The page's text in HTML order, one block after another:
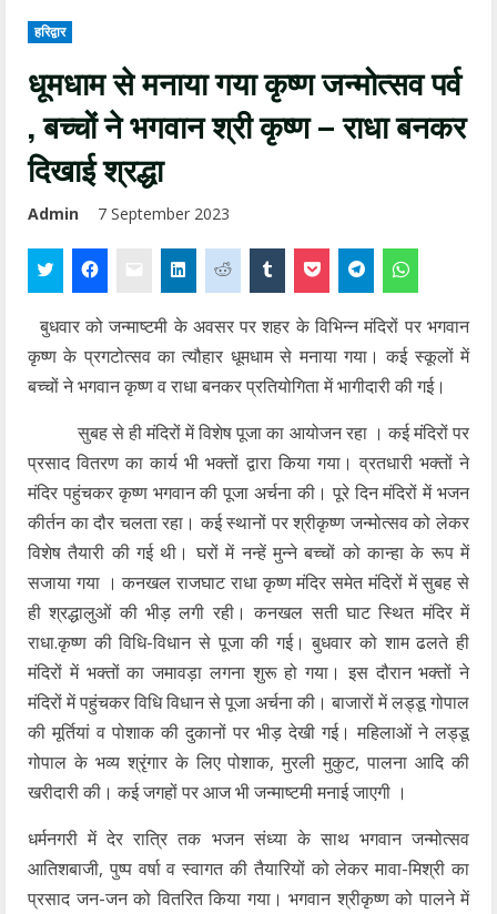
हरिद्वार
धूमधाम से मनाया गया कृष्ण जन्मोत्सव पर्व
, बच्चों ने भगवान श्री कृष्ण – राधा बनकर
दिखाई श्रद्धा
Admin 7 September 2023
बुधवार को जन्माष्टमी के अवसर पर शहर के विभिन्न मंदिरों पर भगवान
कृष्ण के प्रगटोत्सव का त्यौहार धूमधाम से मनाया गया। कई स्कूलों में
बच्चों ने भगवान कृष्ण व राधा बनकर प्रतियोगिता में भागीदारी की गई।
सुबह से ही मंदिरों में विशेष पूजा का आयोजन रहा । कई मंदिरों पर
प्रसाद वितरण का कार्य भी भक्तों द्वारा किया गया। व्रतधारी भक्तों ने
मंदिर पहुंचकर कृष्ण भगवान की पूजा अर्चना की। पूरे दिन मंदिरों में भजन
कीर्तन का दौर चलता रहा। कई स्थानों पर श्रीकृष्ण जन्मोत्सव को लेकर
विशेष तैयारी की गई थी। घरों में नन्हें मुन्ने बच्चों को कान्हा के रूप में
सजाया गया । कनखल राजघाट राधा कृष्ण मंदिर समेत मंदिरों में सुबह से
ही श्रद्धालुओं की भीड़ लगी रही। कनखल सती घाट स्थित मंदिर में
राधा.कृष्ण की विधि-विधान से पूजा की गई। बुधवार को शाम ढलते ही
मंदिरों में भक्तों का जमावड़ा लगना शुरू हो गया। इस दौरान भक्तों ने
मंदिरों में पहुंचकर विधि विधान से पूजा अर्चना की। बाजारों में लड्डू गोपाल
की मूर्तियां व पोशाक की दुकानों पर भीड़ देखी गई। महिलाओं ने लड्डू
गोपाल के भव्य श्रृंगार के लिए पोशाक, मुरली मुकुट, पालना आदि की
खरीदारी की। कई जगहों पर आज भी जन्माष्टमी मनाई जाएगी ।
धर्मनगरी में देर रात्रि तक भजन संध्या के साथ भगवान जन्मोत्सव
आतिशबाजी, पुष्प वर्षा व स्वागत की तैयारियों को लेकर मावा-मिश्री का
प्रसाद जन-जन को वितरित किया गया। भगवान श्रीकृष्ण को पालने में